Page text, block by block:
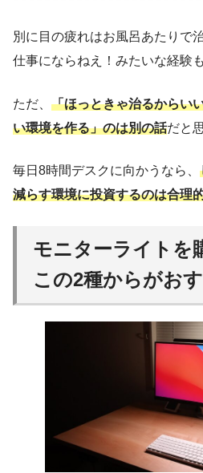
別に目の疲れはお風呂あたりで
仕事にならねえ！みたいな経験
ただ、 「ほっときゃ治るからい
い環境を作る」のは別の話だと
毎日8時間デスクに向かうなら、
減らす環境に投資するのは合理
モニターライトを
この2種からがお